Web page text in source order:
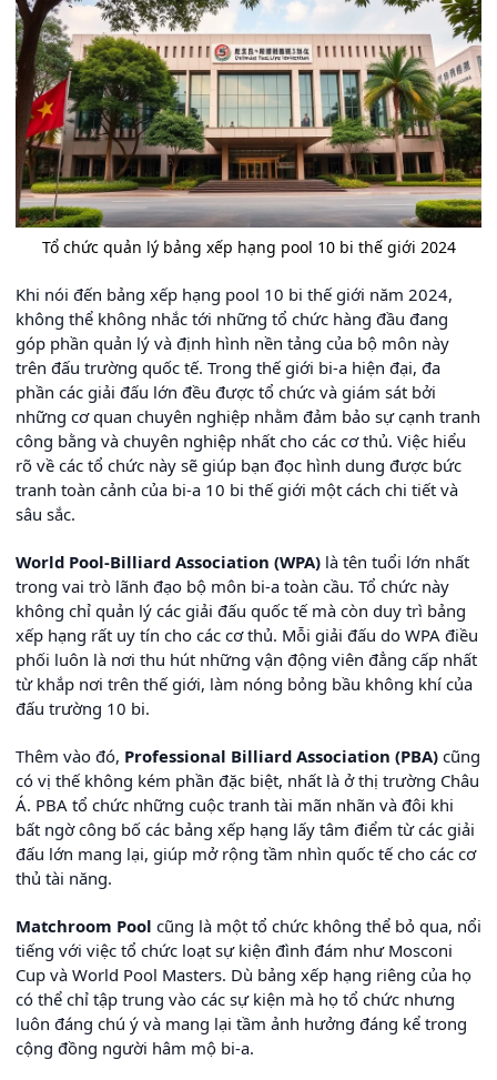
Tổ chức quản lý bảng xếp hạng pool 10 bi thế giới 2024
Khi nói đến bảng xếp hạng pool 10 bi thế giới năm 2024,
không thể không nhắc tới những tổ chức hàng đầu đang
góp phần quản lý và định hình nền tảng của bộ môn này
trên đấu trường quốc tế. Trong thế giới bi-a hiện đại, đa
phần các giải đấu lớn đều được tổ chức và giám sát bởi
những cơ quan chuyên nghiệp nhằm đảm bảo sự cạnh tranh
công bằng và chuyên nghiệp nhất cho các cơ thủ. Việc hiểu
rõ về các tổ chức này sẽ giúp bạn đọc hình dung được bức
tranh toàn cảnh của bi-a 10 bi thế giới một cách chi tiết và
sâu sắc.
World Pool-Billiard Association (WPA) là tên tuổi lớn nhất
trong vai trò lãnh đạo bộ môn bi-a toàn cầu. Tổ chức này
không chỉ quản lý các giải đấu quốc tế mà còn duy trì bảng
xếp hạng rất uy tín cho các cơ thủ. Mỗi giải đấu do WPA điều
phối luôn là nơi thu hút những vận động viên đẳng cấp nhất
từ khắp nơi trên thế giới, làm nóng bỏng bầu không khí của
đấu trường 10 bi.
Thêm vào đó, Professional Billiard Association (PBA) cũng
có vị thế không kém phần đặc biệt, nhất là ở thị trường Châu
Á. PBA tổ chức những cuộc tranh tài mãn nhãn và đôi khi
bất ngờ công bố các bảng xếp hạng lấy tâm điểm từ các giải
đấu lớn mang lại, giúp mở rộng tầm nhìn quốc tế cho các cơ
thủ tài năng.
Matchroom Pool cũng là một tổ chức không thể bỏ qua, nổi
tiếng với việc tổ chức loạt sự kiện đình đám như Mosconi
Cup và World Pool Masters. Dù bảng xếp hạng riêng của họ
có thể chỉ tập trung vào các sự kiện mà họ tổ chức nhưng
luôn đáng chú ý và mang lại tầm ảnh hưởng đáng kể trong
cộng đồng người hâm mộ bi-a.